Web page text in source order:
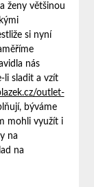
ženy většinou
si nyní
nás
li sladit a vzít
outlet-
býváme
mohli využít i
na
na